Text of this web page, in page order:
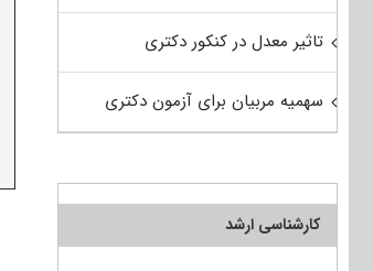
تاثیر معدل در کنکور دکتری
سهمیه مربیان برای آزمون دکتری
کارشناسی ارشد